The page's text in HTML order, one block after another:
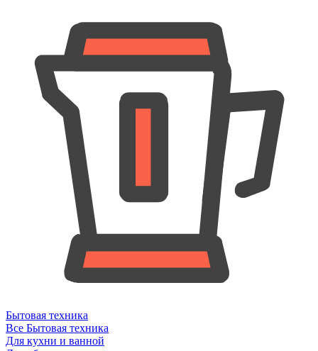
Бытовая техника
Все Бытовая техника
Для кухни и ванной